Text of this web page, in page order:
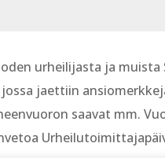
urheilijasta ja muista
jaettiin
saavat mm.